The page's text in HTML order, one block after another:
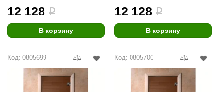
ecology
12 128 i
В корзину
12 128 i
В корзину
Код: 0805699 Код: 0805700